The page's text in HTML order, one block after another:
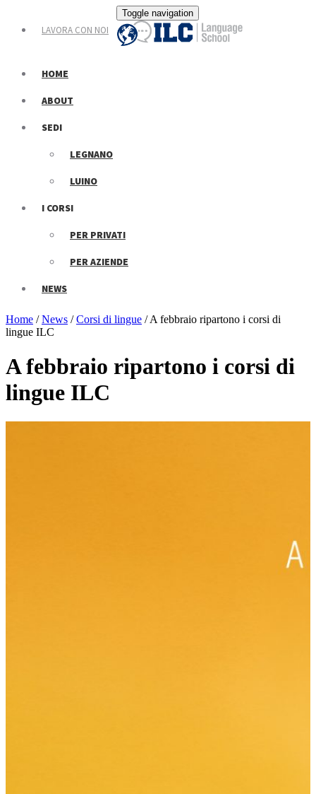
LAVORA CON NOI
Toggle navigation
HOME
ABOUT
SEDI
LEGNANO
LUINO
I CORSI
PER PRIVATI
PER AZIENDE
NEWS
Home / News / Corsi di lingue / A febbraio ripartono i corsi di
lingue ILC
A febbraio ripartono i corsi di
lingue ILC